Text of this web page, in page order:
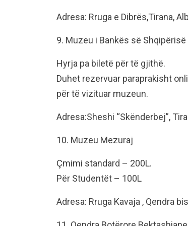
Adresa: Rruga e Dibrës,Tirana,
9. Muzeu i Bankës së Shqipërisë
Hyrja pa biletë për të gjithë.
Duhet rezervuar paraprakisht
për të vizituar muzeun.
Adresa:Sheshi “Skënderbej”,
10. Muzeu Mezuraj
Çmimi standard – 200L.
Për Studentët – 100L
Adresa: Rruga Kavaja , Qendra